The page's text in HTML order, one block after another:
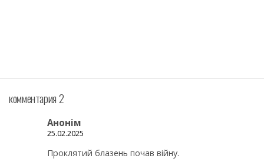
комментария 2
Анонiм
25.02.2025
Проклятий блазень почав війну.